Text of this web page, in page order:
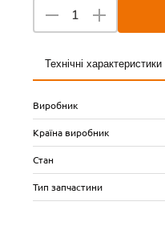
Технічні характеристики
Виробник
Країна виробник
Стан
Тип запчастини